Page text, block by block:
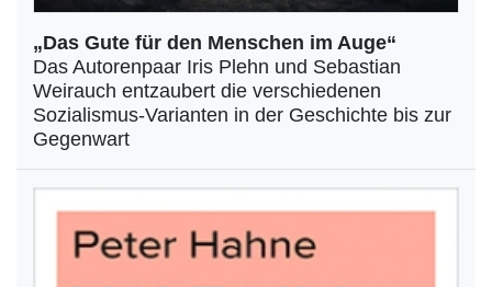
„Das Gute für den Menschen im Auge“
Das Autorenpaar Iris Plehn und Sebastian
Weirauch entzaubert die verschiedenen
Sozialismus-Varianten in der Geschichte bis zur
Gegenwart